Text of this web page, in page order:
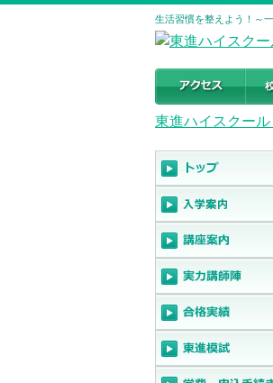
生活習慣を整えよう！～
東進ハイスクール